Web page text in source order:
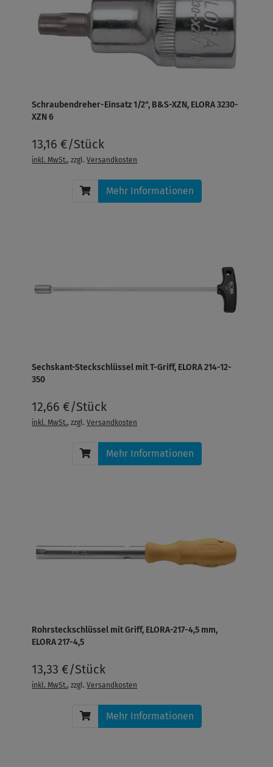
Schraubendreher-Einsatz 1/2", B&S-XZN, ELORA 3230-
XZN 6
13,16 €/Stück
inkl. MwSt., zzgl.Versandkosten
Mehr Informationen
Sechskant-Steckschlüssel mit T-Griff, ELORA 214-12-
350
12,66 €/Stück
inkl. MwSt., zzgl.Versandkosten
Mehr Informationen
Rohrsteckschlüssel mit Griff, ELORA-217-4,5 mm,
ELORA 217-4,5
13,33 €/Stück
inkl. MwSt., zzgl.Versandkosten
Mehr Informationen